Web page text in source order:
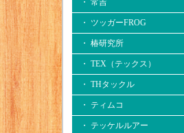
・ 常吉
・ ツッガーFROG
・ 椿研究所
・ TEX（テックス）
・ THタックル
・ ティムコ
・ テッケルルアー